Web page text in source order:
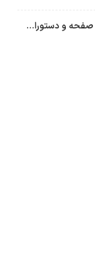
نسخه مک گوگل Gemini با قابلیت تحلیل صفحه و دستورات صوتی در به‌روزرسانی جدید